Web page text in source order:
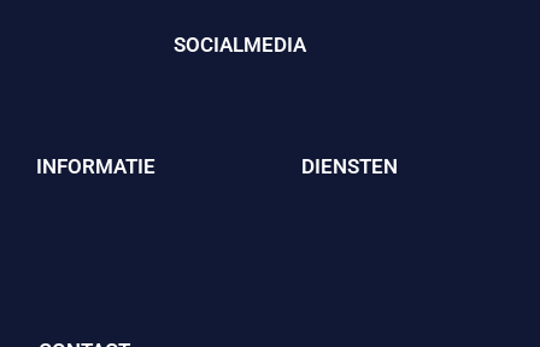
SOCIALMEDIA
INFORMATIE DIENSTEN